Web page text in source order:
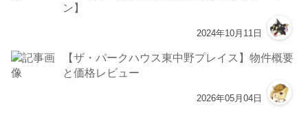
ン】
2024年10月11日
【ザ・パークハウス東中野プレイス】物件概要
と価格レビュー
2026年05月04日